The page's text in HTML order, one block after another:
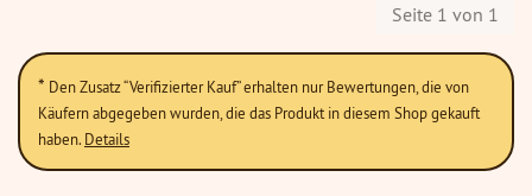
Seite 1 von 1
* Den Zusatz “Verifizierter Kauf” erhalten nur Bewertungen, die von
Käufern abgegeben wurden, die das Produkt in diesem Shop gekauft
haben. Details